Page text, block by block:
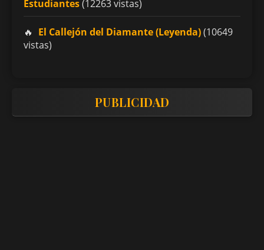
Estudiantes(12263 vistas)
El Callejón del Diamante (Leyenda)(10649
vistas)
PUBLICIDAD